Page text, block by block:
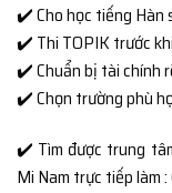
✔️ Cho học tiếng Hàn
✔️ Thi TOPIK trước
✔️ Chuẩn bị tài chính
✔️ Chọn trường phù
✔️ Tìm được trung
Mi Nam trực tiếp làm